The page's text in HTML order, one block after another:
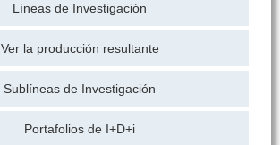
Líneas de Investigación
Ver la producción resultante
Sublíneas de Investigación
Portafolios de I+D+i